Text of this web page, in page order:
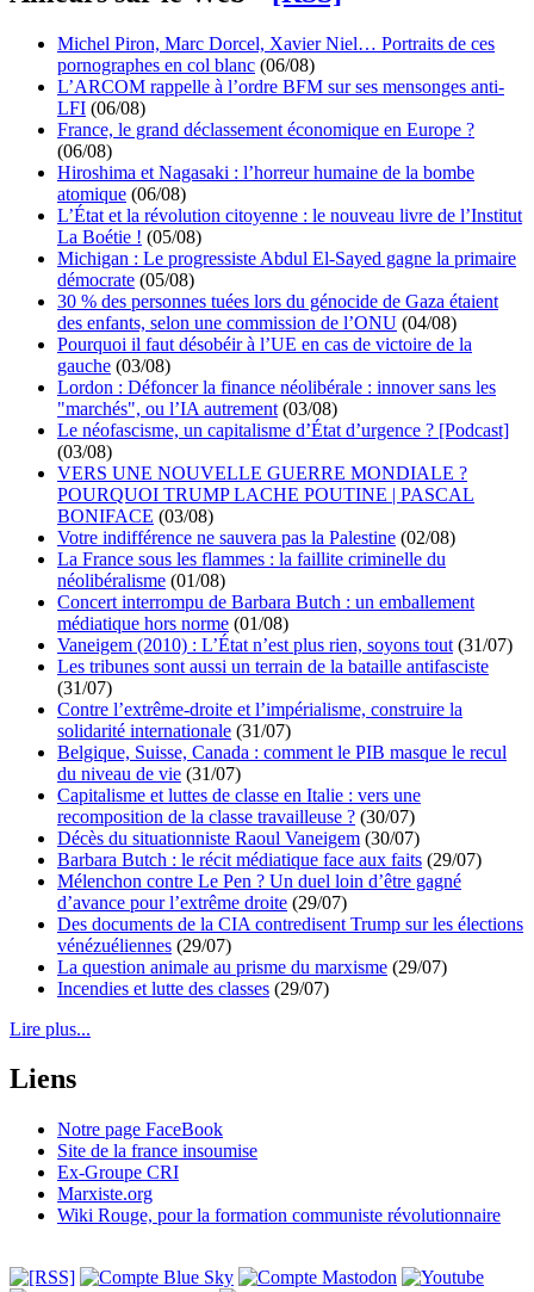
Michel Piron, Marc Dorcel, Xavier Niel… Portraits de ces
pornographes en col blanc (06/08)
L’ARCOM rappelle à l’ordre BFM sur ses mensonges anti-
LFI (06/08)
France, le grand déclassement économique en Europe ?
(06/08)
Hiroshima et Nagasaki : l’horreur humaine de la bombe
atomique (06/08)
L’État et la révolution citoyenne : le nouveau livre de l’Institut
La Boétie ! (05/08)
Michigan : Le progressiste Abdul El-Sayed gagne la primaire
démocrate (05/08)
30 % des personnes tuées lors du génocide de Gaza étaient
des enfants, selon une commission de l’ONU (04/08)
Pourquoi il faut désobéir à l’UE en cas de victoire de la
gauche (03/08)
Lordon : Défoncer la finance néolibérale : innover sans les
"marchés", ou l’IA autrement (03/08)
Le néofascisme, un capitalisme d’État d’urgence ? [Podcast]
(03/08)
VERS UNE NOUVELLE GUERRE MONDIALE ?
POURQUOI TRUMP LACHE POUTINE | PASCAL
BONIFACE (03/08)
Votre indifférence ne sauvera pas la Palestine (02/08)
La France sous les flammes : la faillite criminelle du
néolibéralisme (01/08)
Concert interrompu de Barbara Butch : un emballement
médiatique hors norme (01/08)
Vaneigem (2010) : L’État n’est plus rien, soyons tout (31/07)
Les tribunes sont aussi un terrain de la bataille antifasciste
(31/07)
Contre l’extrême-droite et l’impérialisme, construire la
solidarité internationale (31/07)
Belgique, Suisse, Canada : comment le PIB masque le recul
du niveau de vie (31/07)
Capitalisme et luttes de classe en Italie : vers une
recomposition de la classe travailleuse ? (30/07)
Décès du situationniste Raoul Vaneigem (30/07)
Barbara Butch : le récit médiatique face aux faits (29/07)
Mélenchon contre Le Pen ? Un duel loin d’être gagné
d’avance pour l’extrême droite (29/07)
Des documents de la CIA contredisent Trump sur les élections
vénézuéliennes (29/07)
La question animale au prisme du marxisme (29/07)
Incendies et lutte des classes (29/07)
Lire plus...
Liens
Notre page FaceBook
Site de la france insoumise
Ex-Groupe CRI
Marxiste.org
Wiki Rouge, pour la formation communiste révolutionnaire